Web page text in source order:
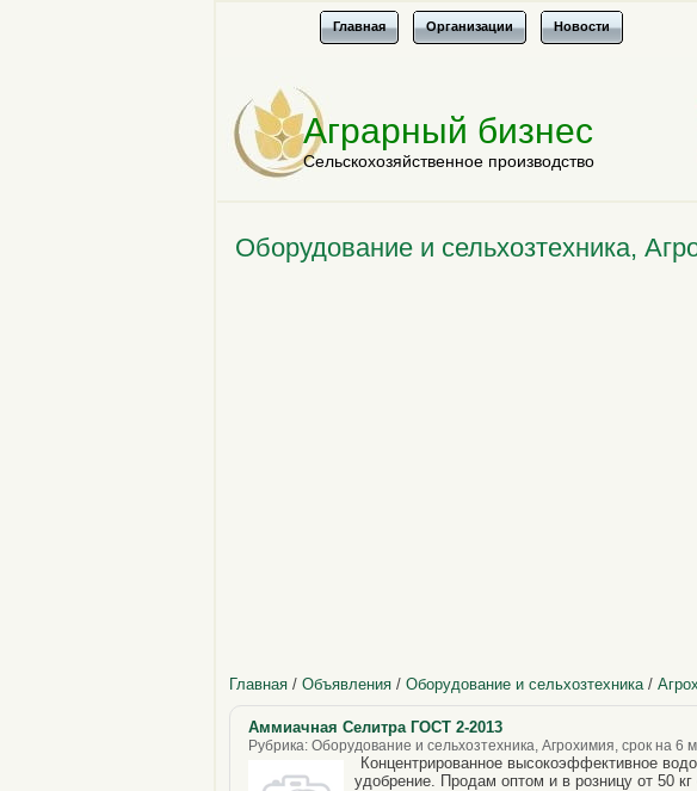
Главная Организации Новости
Аграрный бизнес
Сельскохозяйственное производство
Оборудование и сельхозтехника,
Главная / Объявления / Оборудование и сельхозтехника/
Аммиачная Селитра ГОСТ 2-2013
Рубрика: Оборудование и сельхозтехника, Агрохимия, срок на 6
Концентрированное высокоэффективное
удобрение. Продам оптом и в розницу от 50